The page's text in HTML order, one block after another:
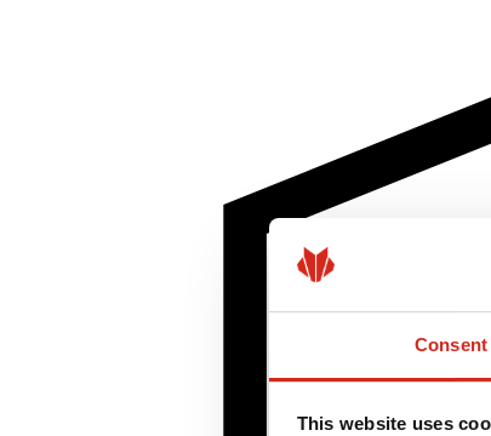
Consent
This website uses